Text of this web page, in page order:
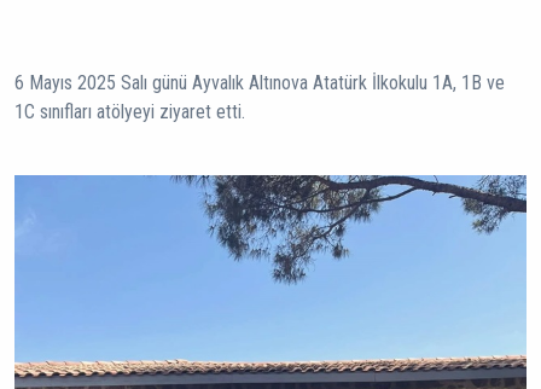
6 Mayıs 2025 Salı günü Ayvalık Altınova Atatürk İlkokulu 1A, 1B ve
1C sınıfları atölyeyi ziyaret etti.